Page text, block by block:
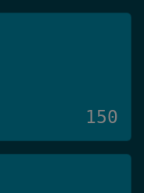
150